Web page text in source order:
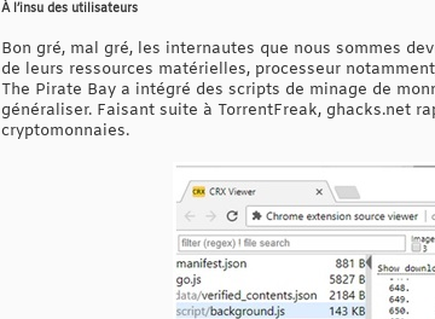
À l’insu des utilisateurs
Bon gré, mal gré, les internautes que nous sommes
de leurs ressources matérielles, processeur
The Pirate Bay a intégré des scripts de minage de
généraliser. Faisant suite à TorrentFreak, ghacks.net
cryptomonnaies.